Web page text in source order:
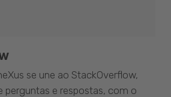
se une ao StackOverflow,
perguntas e respostas, com o